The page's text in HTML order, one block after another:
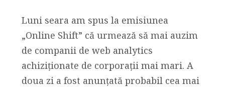
Luni seara am spus la emisiunea
„Online Shift” că urmează să mai auzim
de companii de web analytics
achiziționate de corporații mai mari. A
doua zi a fost anunțată probabil cea mai